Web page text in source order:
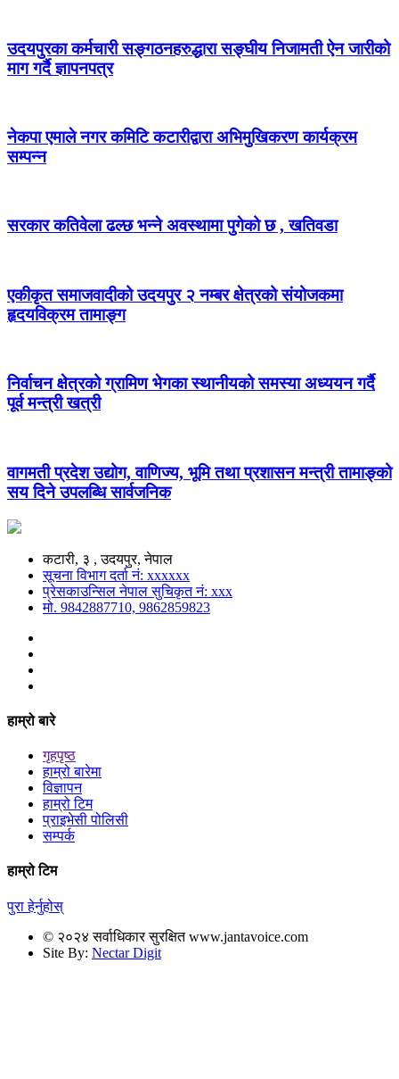
उदयपुरका कर्मचारी सङ्गठनहरुद्धारा सङ्घीय निजामती ऐन जारीको
माग गर्दै ज्ञापनपत्र
नेकपा एमाले नगर कमिटि कटारीद्वारा अभिमुखिकरण कार्यक्रम
सम्पन्न
सरकार कतिवेला ढल्छ भन्ने अवस्थामा पुगेको छ , खतिवडा
एकीकृत समाजवादीको उदयपुर २ नम्बर क्षेत्रको संयोजकमा
हृदयविक्रम तामाङ्ग
निर्वाचन क्षेत्रको ग्रामिण भेगका स्थानीयको समस्या अध्ययन गर्दै
पूर्व मन्त्री खत्री
वागमती प्रदेश उद्योग, वाणिज्य, भूमि तथा प्रशासन मन्त्री तामाङ्को
सय दिने उपलब्धि सार्वजनिक
कटारी, ३ , उदयपुर, नेपाल
सूचना विभाग दर्ता नं: xxxxxx
प्रेसकाउन्सिल नेपाल सुचिकृत नं: xxx
मो. 9842887710, 9862859823
हाम्रो बारे
गृहपृष्ठ
हाम्रो बारेमा
विज्ञापन
हाम्रो टिम
प्राइभेसी पोलिसी
सम्पर्क
हाम्रो टिम
पुरा हेर्नुहोस्
© २०२४ सर्वाधिकार सुरक्षित www.jantavoice.com
Site By: Nectar Digit